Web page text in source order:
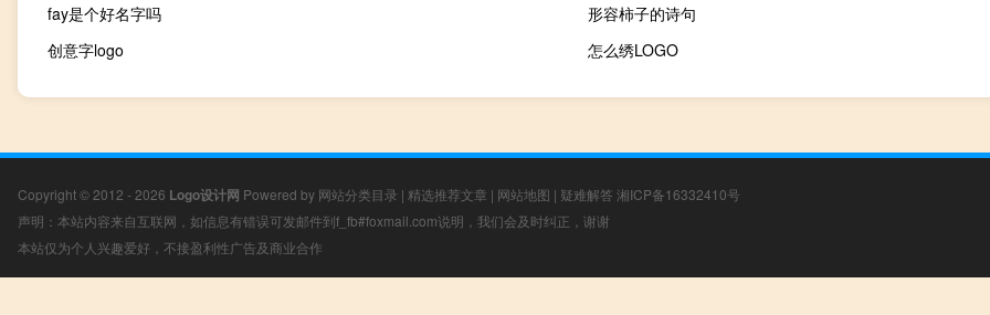
fay是个好名字吗
形容柿子的诗句
创意字logo
怎么绣LOGO
Copyright © 2012 - 2026 Logo设计网 Powered by 网站分类目录 | 精选推荐文章 | 网站地图 | 疑难解答 湘ICP备16332410号
声明：本站内容来自互联网，如信息有错误可发邮件到f_fb#foxmail.com说明，我们会及时纠正，谢谢
本站仅为个人兴趣爱好，不接盈利性广告及商业合作